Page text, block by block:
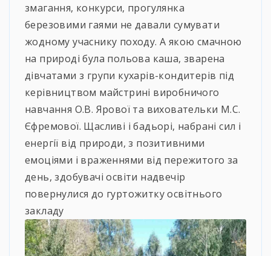
змагання, конкурси, прогулянка
березовими гаями не давали сумувати
жодному учаснику походу. А якою смачною
на природі була польова каша, зварена
дівчатами з групи кухарів-кондитерів під
керівництвом майстрині виробничого
навчання О.В. Ярової та виховательки М.С.
Єфремової. Щасливі і бадьорі, набрані сил і
енергії від природи, з позитивними
емоціями і враженнями від пережитого за
день, здобувачі освіти надвечір
повернулися до гуртожитку освітнього
закладу